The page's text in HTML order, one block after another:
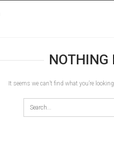
NOTHING
It seems we can’t find what you’re